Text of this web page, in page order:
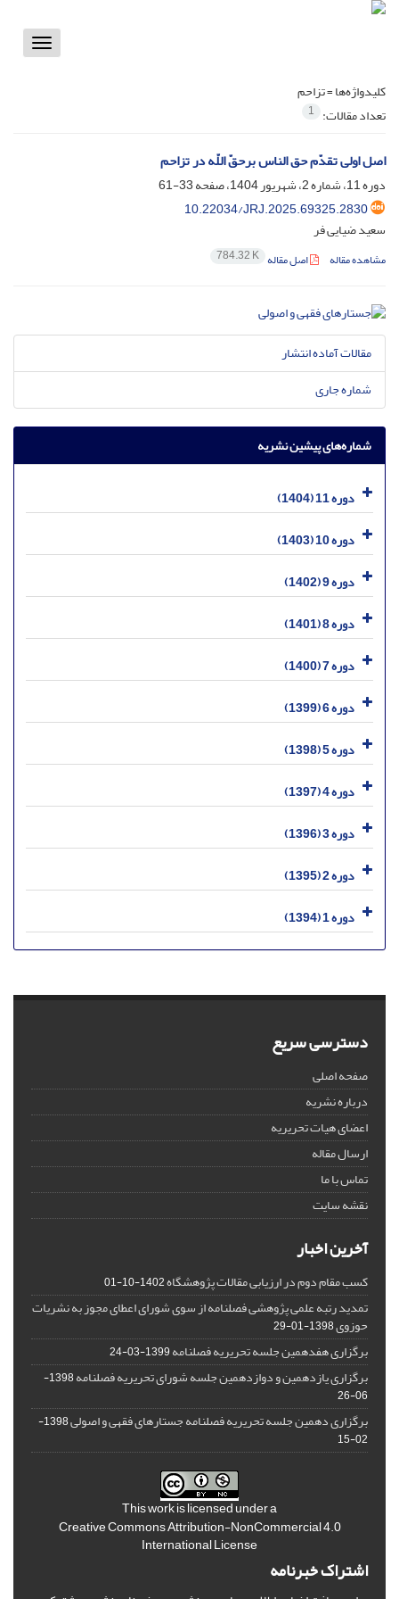
Toggle
کلیدواژه‌ها =تزاحم
تعداد مقالات: 1
اصل اولی تقدّم حق الناس برحقّ اللّه در تزاحم
دوره 11، شماره 2، شهریور 1404، صفحه
33-61
10.22034/JRJ.2025.69325.2830
سعید ضیایی فر
مشاهده مقاله اصل مقاله 784.32 K
مقالات آماده انتشار
شماره جاری
شماره‌های پیشین نشریه
دوره 11 (1404)
دوره 10 (1403)
دوره 9 (1402)
دوره 8 (1401)
دوره 7 (1400)
دوره 6 (1399)
دوره 5 (1398)
دوره 4 (1397)
دوره 3 (1396)
دوره 2 (1395)
دوره 1 (1394)
دسترسی سریع
صفحه اصلی
درباره نشریه
اعضای هیات تحریریه
ارسال مقاله
تماس با ما
نقشه سایت
آخرین اخبار
کسب مقام دوم در ارزیابی مقالات پژوهشگاه1402-10-01
تمدید رتبه علمی پژوهشی فصلنامه از سوی شورای اعطای مجوز به نشریات
حوزوی1398-01-29
برگزاری هفدهمین جلسه تحریریه فصلنامه1399-03-24
برگزاری یازدهمین و دوازدهمین جلسه شورای تحریریه فصلنامه
1398-
06-26
برگزاری دهمین جلسه تحریریه فصلنامه جستارهای فقهی و اصولی
1398-
02-15
This work is licensed under a
Creative Commons Attribution-NonCommercial 4.0
International License
اشتراک خبرنامه